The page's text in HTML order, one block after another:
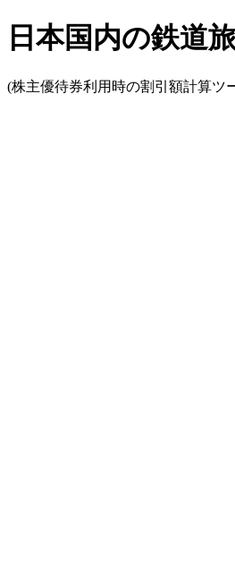
日本国内の鉄道
(株主優待券利用時の割引額計算ツ